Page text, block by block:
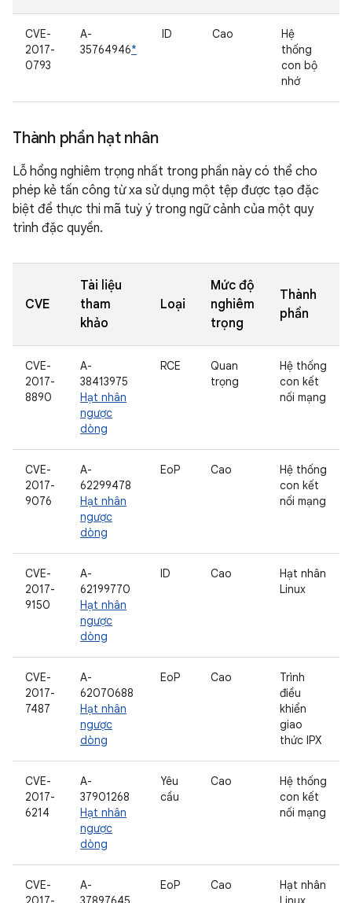
CVE-
2017-
0793
A-
35764946*
ID Cao
Hệ
thống
con bộ
nhớ
Thành phần hạt nhân
Lỗ hổng nghiêm trọng nhất trong phần này có thể cho
phép kẻ tấn công từ xa sử dụng một tệp được tạo đặc
biệt để thực thi mã tuỳ ý trong ngữ cảnh của một quy
trình đặc quyền.
CVE
Tài liệu
tham
khảo
Loại
Mức độ
nghiêm
trọng
Thành
phần
CVE-
2017-
8890
A-
38413975
Hạt nhân
ngược
dòng
RCE
Quan
trọng
Hệ thống
con kết
nối mạng
CVE-
2017-
9076
A-
62299478
Hạt nhân
ngược
dòng
EoP Cao
Hệ thống
con kết
nối mạng
CVE-
2017-
9150
A-
62199770
Hạt nhân
ngược
dòng
ID Cao
Hạt nhân
Linux
CVE-
2017-
7487
A-
62070688
Hạt nhân
ngược
dòng
EoP Cao
Trình
điều
khiển
giao
thức IPX
CVE-
2017-
6214
A-
37901268
Hạt nhân
ngược
dòng
Yêu
cầu
Cao
Hệ thống
con kết
nối mạng
CVE-
A-
EoP Cao
Hạt nhân